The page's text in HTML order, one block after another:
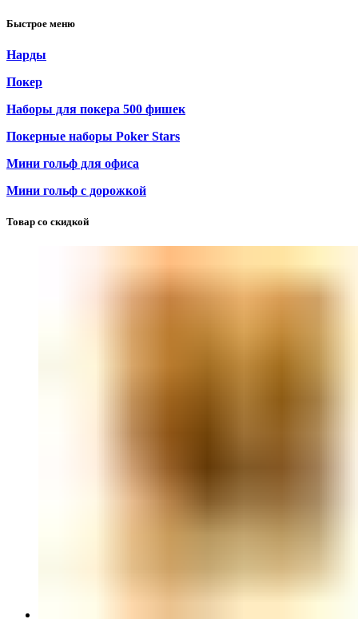
Быстрое меню
Нарды
Покер
Наборы для покера 500 фишек
Покерные наборы Poker Stars
Мини гольф для офиса
Мини гольф с дорожкой
Товар со скидкой